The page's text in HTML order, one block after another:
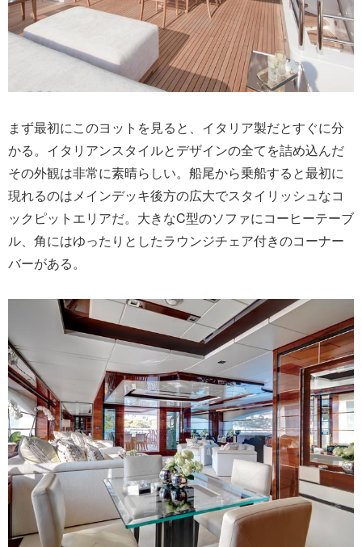
まず最初にこのヨットを見ると、イタリア製だとすぐに分
かる。イタリアンスタイルとデザインの全てを詰め込んだ
その外観は非常に素晴らしい。船尾から乗船すると最初に
現れるのはメインデッキ後方の広大でスタイリッシュなコ
ックピットエリアだ。大きなC型のソファにコーヒーテーブ
ル、角にはゆったりとしたラウンジチェア付きのコーナー
バーがある。